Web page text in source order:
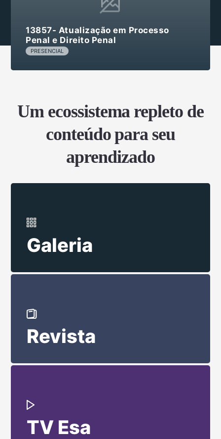
13857- Atualização em Processo
Penal e Direito Penal
PRESENCIAL
Um ecossistema repleto de
conteúdo para seu
aprendizado
Galeria
Revista
TV Esa